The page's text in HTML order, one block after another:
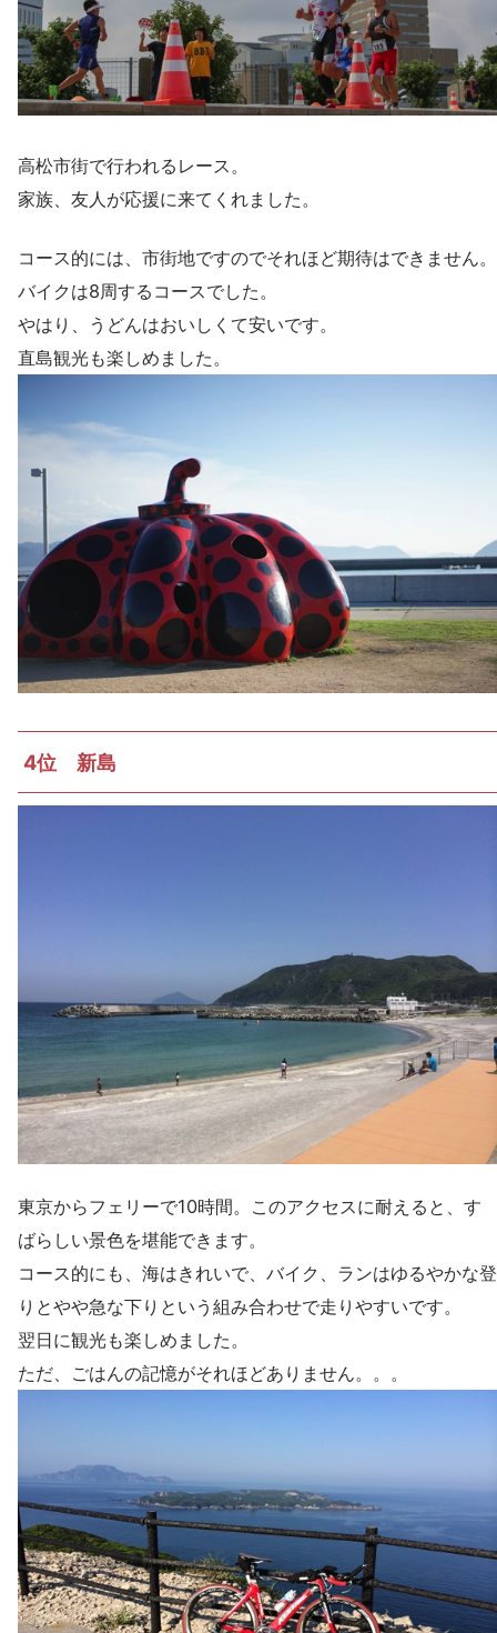
高松市街で行われるレース。
家族、友人が応援に来てくれました。
コース的には、市街地ですのでそれほど期待はできません。
バイクは8周するコースでした。
やはり、うどんはおいしくて安いです。
直島観光も楽しめました。
4位 新島
東京からフェリーで10時間。このアクセスに耐えると、す
ばらしい景色を堪能できます。
コース的にも、海はきれいで、バイク、ランはゆるやかな登
りとやや急な下りという組み合わせで走りやすいです。
翌日に観光も楽しめました。
ただ、ごはんの記憶がそれほどありません。。。